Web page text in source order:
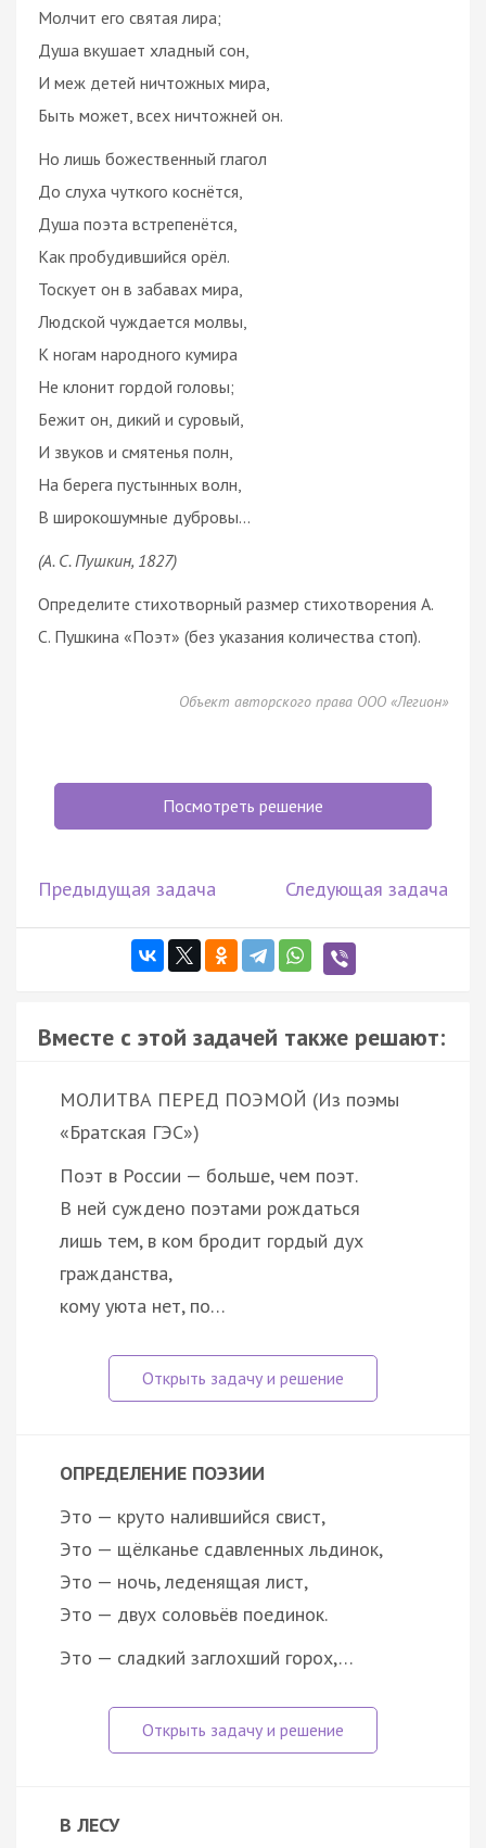
Молчит его святая лира;
Душа вкушает хладный сон,
И меж детей ничтожных мира,
Быть может, всех ничтожней он.
Но лишь божественный глагол
До слуха чуткого коснётся,
Душа поэта встрепенётся,
Как пробудившийся орёл.
Тоскует он в забавах мира,
Людской чуждается молвы,
К ногам народного кумира
Не клонит гордой головы;
Бежит он, дикий и суровый,
И звуков и смятенья полн,
На берега пустынных волн,
В широкошумные дубровы…
(А. С. Пушкин, 1827)
Определите стихотворный размер стихотворения А.
С. Пушкина «Поэт» (без указания количества стоп).
Объект авторского права ООО «Легион»
Посмотреть решение
Предыдущая задача Следующая задача
Вместе с этой задачей также решают:
МОЛИТВА ПЕРЕД ПОЭМОЙ (Из поэмы
«Братская ГЭС»)
Поэт в России — больше, чем поэт.
В ней суждено поэтами рождаться
лишь тем, в ком бродит гордый дух
гражданства,
кому уюта нет, по…
ОПРЕДЕЛЕНИЕ ПОЭЗИИ
Это — круто налившийся свист,
Это — щёлканье сдавленных льдинок,
Это — ночь, леденящая лист,
Это — двух соловьёв поединок.
Это — сладкий заглохший горох,…
В ЛЕСУ